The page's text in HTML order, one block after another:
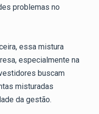
problemas no
essa mistura
especialmente na
buscam
misturadas
da gestão.